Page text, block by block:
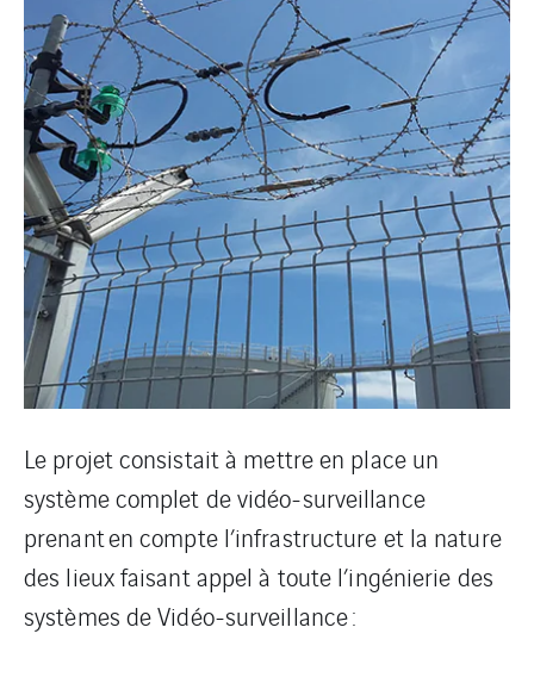
Le projet consistait à mettre en place un
système complet de vidéo-surveillance
prenant en compte l’infrastructure et la nature
des lieux faisant appel à toute l’ingénierie des
systèmes de Vidéo-surveillance :